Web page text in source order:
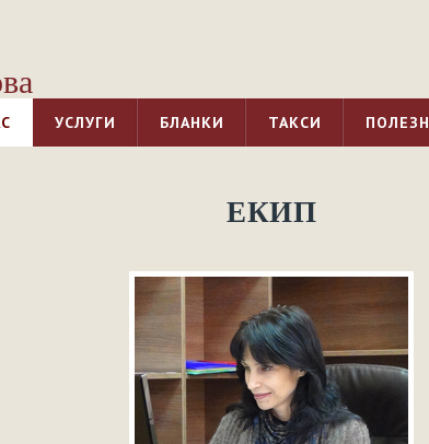
УСЛУГИ БЛАНКИ ТАКСИ
ЕКИП